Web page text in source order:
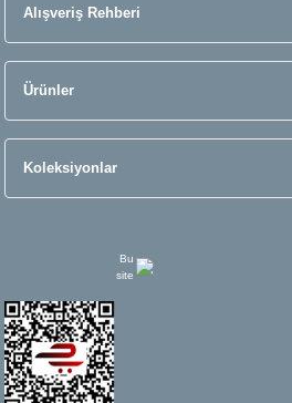
Alışveriş Rehberi
Ürünler
Koleksiyonlar
Bu
site